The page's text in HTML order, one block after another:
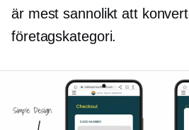
är mest sannolikt att
företagskategori.